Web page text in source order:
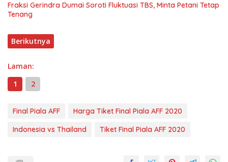
Fraksi Gerindra Dumai Soroti Fluktuasi TBS, Minta Petani Tetap
Tenang
Berikutnya
Laman:
1
2
Final Piala AFF
Harga Tiket Final Piala AFF 2020
Indonesia vs Thailand
Tiket Final Piala AFF 2020